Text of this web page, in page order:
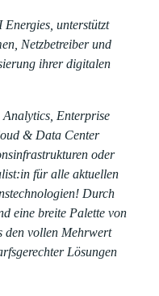
unterstützt
Netzbetreiber und
ihrer digitalen
Enterprise
& Data Center
oder
für alle aktuellen
Durch
eine breite Palette von
den vollen Mehrwert
Lösungen